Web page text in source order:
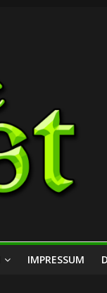
IMPRESSUM